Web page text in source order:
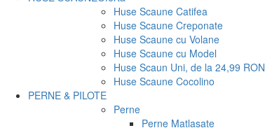
Huse Scaune Catifea
Huse Scaune Creponate
Huse Scaune cu Volane
Huse Scaune cu Model
Huse Scaun Uni, de la 24,99 RON
Huse Scaune Cocolino
PERNE & PILOTE
Perne
Perne Matlasate